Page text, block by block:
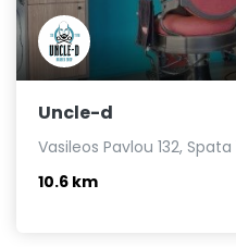
Uncle-d
Vasileos Pavlou 132,
10.6 km